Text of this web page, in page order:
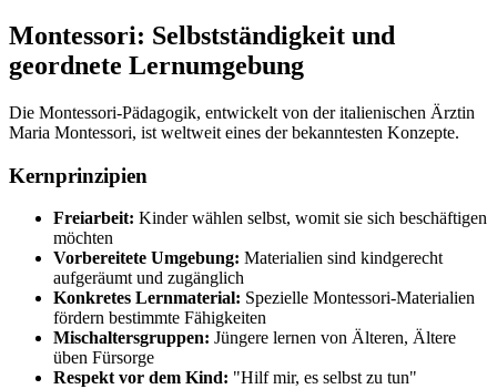
Montessori: Selbstständigkeit und
geordnete Lernumgebung
Die Montessori-Pädagogik, entwickelt von der italienischen Ärztin
Maria Montessori, ist weltweit eines der bekanntesten Konzepte.
Kernprinzipien
Freiarbeit: Kinder wählen selbst, womit sie sich beschäftigen
möchten
Vorbereitete Umgebung: Materialien sind kindgerecht
aufgeräumt und zugänglich
Konkretes Lernmaterial: Spezielle Montessori-Materialien
fördern bestimmte Fähigkeiten
Mischaltersgruppen: Jüngere lernen von Älteren, Ältere
üben Fürsorge
Respekt vor dem Kind: "Hilf mir, es selbst zu tun"